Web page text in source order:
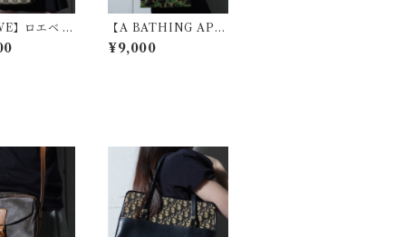
】ロエベ ア
ゴ総柄レザ
バストート
【A BATHING AP
E】アベイシングエイ
プ Y2K カモフラージ
¥9,000